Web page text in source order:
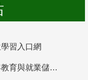
習入口網
青年教育與就業儲蓄帳戶